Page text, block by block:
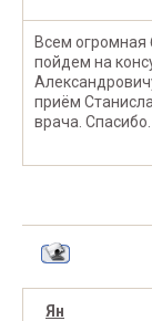
Всем огромная
пойдем на
приём
врача.
Ян